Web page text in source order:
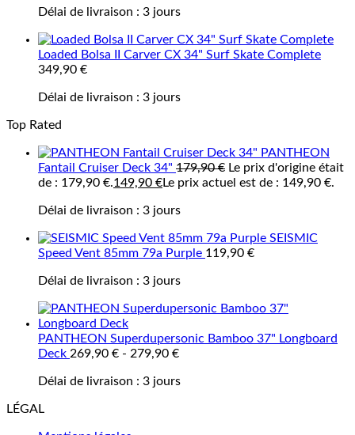
Délai de livraison : 3 jours
Loaded Bolsa II Carver CX 34" Surf Skate Complete
349,90 €
Délai de livraison : 3 jours
Top Rated
PANTHEON
Fantail Cruiser Deck 34" 179,90€ Le prix d'origine était
de : 179,90 €.149,90 €Le prix actuel est de : 149,90 €.
Délai de livraison : 3 jours
SEISMIC
Speed Vent 85mm 79a Purple 119,90 €
Délai de livraison : 3 jours
PANTHEON Superdupersonic Bamboo 37" Longboard
Deck 269,90 € - 279,90 €
Délai de livraison : 3 jours
LÉGAL